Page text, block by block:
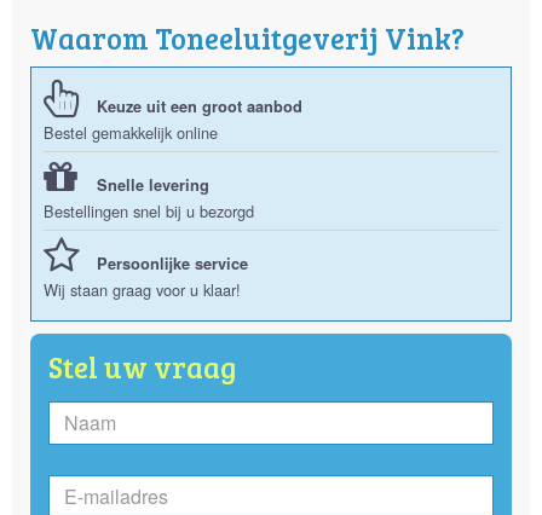
Waarom Toneeluitgeverij Vink?
Keuze uit een groot aanbod
Bestel gemakkelijk online
Snelle levering
Bestellingen snel bij u bezorgd
Persoonlijke service
Wij staan graag voor u klaar!
Stel uw vraag